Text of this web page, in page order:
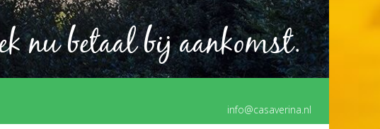
nu betaal bij aankomst.
info@casaverina.nl